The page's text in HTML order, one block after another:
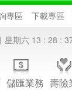
專區 下載專區
星期六 13 : 28 :
儲匯業務 壽險